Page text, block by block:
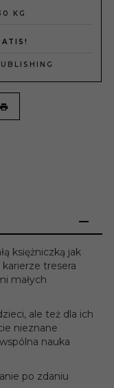
KG
księżniczką jak
tresera
małych
ale też dla ich
nieznane
nauka
po zdaniu